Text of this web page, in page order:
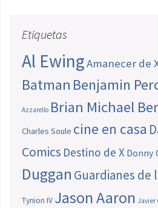
Etiquetas
Al EwingAmanecer de
Batman Benjamin
Azzarello Brian Michael
Charles Soule cine en casa
Comics Destino de X Donny
Duggan Guardianes de
Tynion IV Jason Aaron Javier